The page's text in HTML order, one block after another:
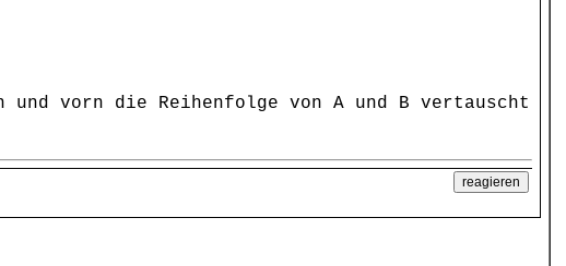
und vorn die Reihenfolge von A und B vertauscht